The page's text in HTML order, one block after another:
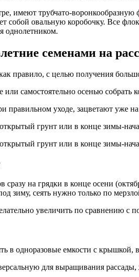
имеют трубчато-
собой овальную коробочку. Все
однолетником.
семенами на
правило, с целью получения
самостоятельно осенью собрать
уходе, зацветают уже
грунт или в конце зимы-
грунт или в конце зимы-
сразу на грядки в конце осени
зиму, сеять нужно только по
увеличить по сравнению с
в одноразовые емкости с крышкой,
для выращивания